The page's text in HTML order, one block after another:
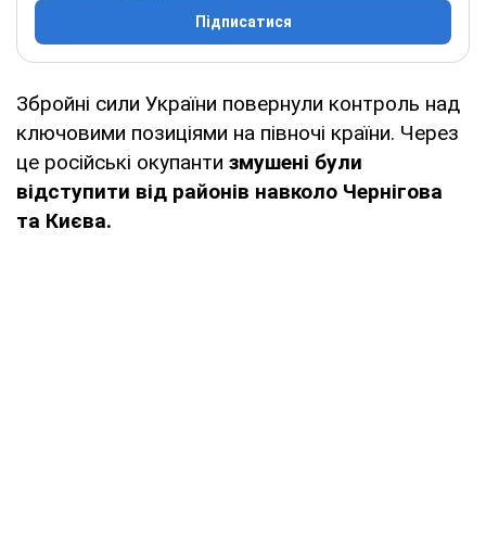
Підписатися
Збройні сили України повернули контроль над
ключовими позиціями на півночі країни. Через
це російські окупанти змушені були
відступити від районів навколо Чернігова
та Києва.